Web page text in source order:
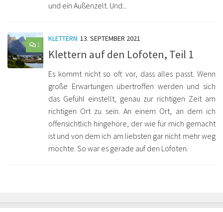
und ein Außenzelt. Und...
1
KLETTERN 13. SEPTEMBER 2021
Klettern auf den Lofoten, Teil 1
Es kommt nicht so oft vor, dass alles passt. Wenn
große Erwartungen übertroffen werden und sich
das Gefühl einstellt, genau zur richtigen Zeit am
richtigen Ort zu sein. An einem Ort, an dem ich
offensichtlich hingehöre, der wie für mich gemacht
ist und von dem ich am liebsten gar nicht mehr weg
möchte. So war es gerade auf den Lofoten.